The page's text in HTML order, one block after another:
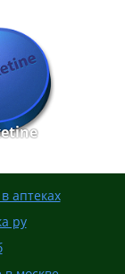
аптеках
ру